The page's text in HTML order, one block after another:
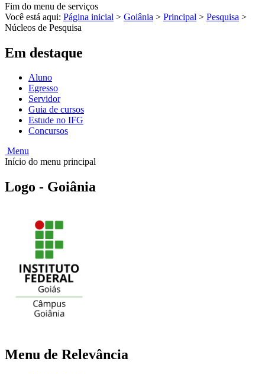
Fim do menu de serviços
Você está aqui: Página inicial > Goiânia > Principal > Pesquisa >
Núcleos de Pesquisa
Em destaque
Aluno
Egresso
Servidor
Guia de cursos
Estude no IFG
Concursos
Menu
Início do menu principal
Logo - Goiânia
Menu de Relevância